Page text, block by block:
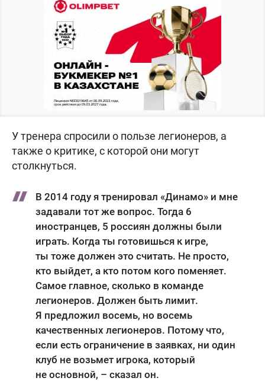
У тренера спросили о пользе легионеров, а
также о критике, с которой они могут
столкнуться.
В 2014 году я тренировал «Динамо» и мне
задавали тот же вопрос. Тогда 6
иностранцев, 5 россиян должны были
играть. Когда ты готовишься к игре,
ты тоже должен это считать. Не просто,
кто выйдет, а кто потом кого поменяет.
Самое главное, сколько в команде
легионеров. Должен быть лимит.
Я предложил восемь, но восемь
качественных легионеров. Потому что,
если есть ограничение в заявках, ни один
клуб не возьмет игрока, который
не основной, – сказал он.